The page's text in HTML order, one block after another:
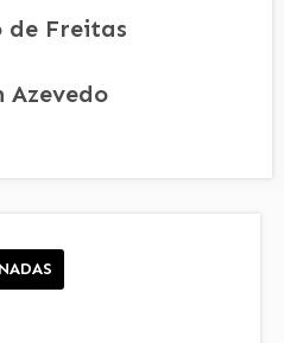
de Freitas
Azevedo